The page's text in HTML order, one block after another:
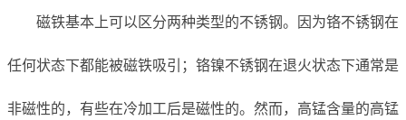
磁铁基本上可以区分两种类型的不锈钢。因为铬不锈钢在
任何状态下都能被磁铁吸引；铬镍不锈钢在退火状态下通常是
非磁性的，有些在冷加工后是磁性的。然而，高锰含量的高锰